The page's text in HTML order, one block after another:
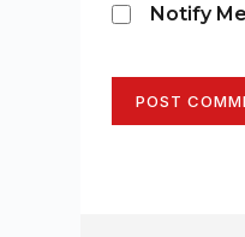
Notify
POST